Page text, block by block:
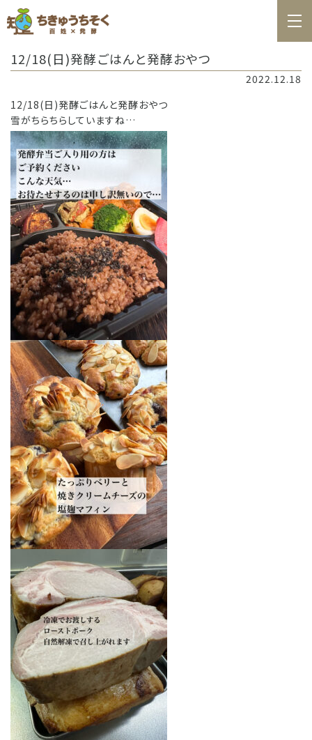
百姓日記
お知らせ
お問合せ
料理教室カレンダー
商品の購入
12/18(日)発酵ごはんと発酵おやつ
2022.12.18
12/18(日)発酵ごはんと発酵おやつ
雪がちらちらしていますね…